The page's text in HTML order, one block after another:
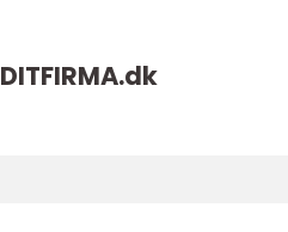
DITFIRMA.dk